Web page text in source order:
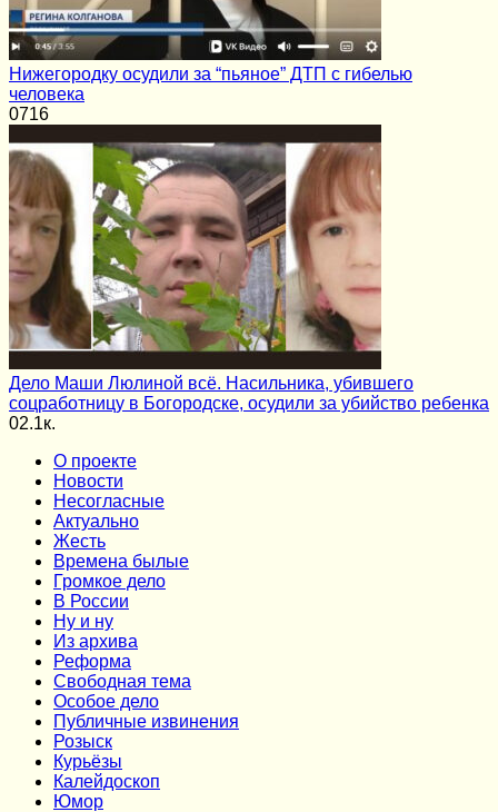
Нижегородку осудили за “пьяное” ДТП с гибелью
человека
0716
Дело Маши Люлиной всё. Насильника, убившего
соцработницу в Богородске, осудили за убийство ребенка
02.1к.
О проекте
Новости
Несогласные
Актуально
Жесть
Времена былые
Громкое дело
В России
Ну и ну
Из архива
Реформа
Cвободная тема
Особое дело
Публичные извинения
Розыск
Курьёзы
Калейдоскоп
Юмор